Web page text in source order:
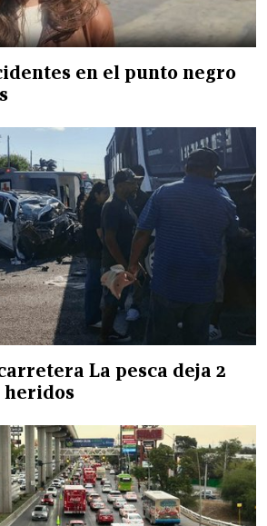
en el punto negro
La pesca deja 2
heridos